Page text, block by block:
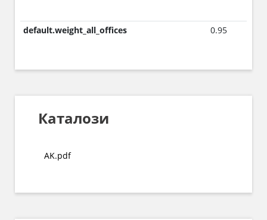
default.weight_all_offices 0.95
Каталози
AK.pdf